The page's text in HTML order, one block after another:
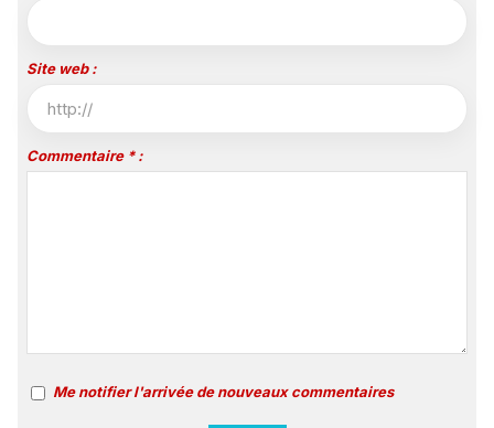
Site web :
Commentaire * :
Me notifier l'arrivée de nouveaux commentaires